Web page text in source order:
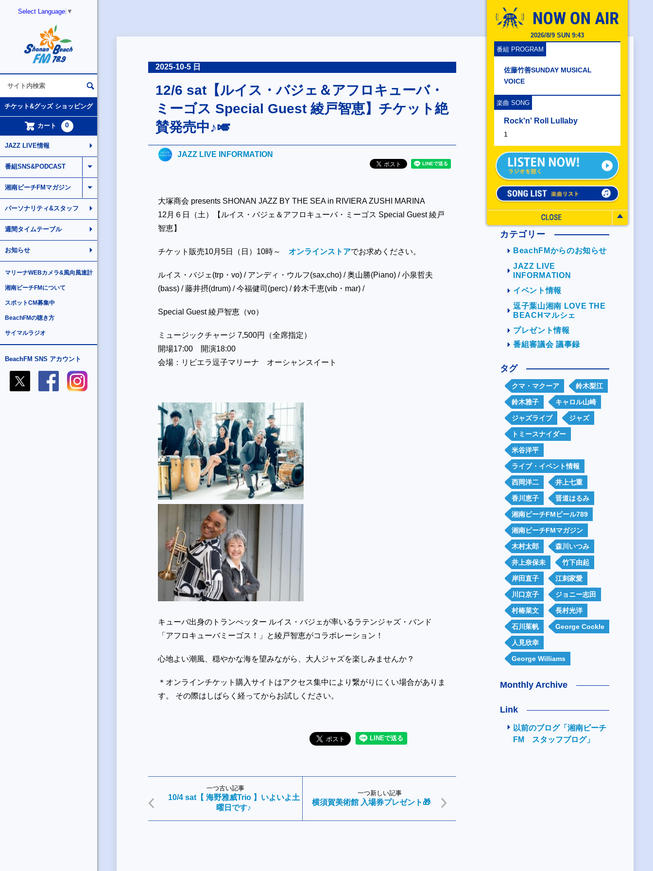
Select Language ▼
2026/8/9 SUN 9:43
番組 PROGRAM
佐藤竹善SUNDAY MUSICAL
VOICE
楽曲 SONG
Rock'n' Roll Lullaby
1
チケット&グッズ ショッピング
カート 0
JAZZ LIVE情報
番組SNS&PODCAST
湘南ビーチFMマガジン
パーソナリティ&スタッフ
週間タイムテーブル
お知らせ
マリーナWEBカメラ&風向風速計
湘南ビーチFMについて
スポットCM募集中
BeachFMの聴き方
サイマルラジオ
BeachFM SNS アカウント
2025-10-5 日
12/6 sat【ルイス・バジェ＆アフロキューバ・
ミーゴス Special Guest 綾戸智恵】チケット絶
賛発売中♪🎺
JAZZ LIVE INFORMATION
大塚商会 presents SHONAN JAZZ BY THE SEA in RIVIERA ZUSHI MARINA
12月６日（土）【ルイス・バジェ＆アフロキューバ・ミーゴス Special Guest 綾戸
智恵】
チケット販売10月5日（日）10時～ オンラインストアでお求めください。
ルイス・バジェ(trp・vo) / アンディ・ウルフ(sax,cho) / 奥山勝(Piano) / 小泉哲夫
(bass) / 藤井摂(drum) / 今福健司(perc) / 鈴木千恵(vib・mar) /
Special Guest 綾戸智恵（vo）
ミュージックチャージ 7,500円（全席指定）
開場17:00 開演18:00
会場：リビエラ逗子マリーナ オーシャンスイート
キューバ出身のトランぺッター ルイス・バジェが率いるラテンジャズ・バンド
「アフロキューバミーゴス！」と綾戸智恵がコラボレーション！
心地よい潮風、穏やかな海を望みながら、大人ジャズを楽しみませんか？
＊オンラインチケット購入サイトはアクセス集中により繋がりにくい場合がありま
す。 その際はしばらく経ってからお試しください。
一つ古い記事
10/4 sat【 海野雅威Trio 】いよいよ土
曜日です♪
一つ新しい記事
横須賀美術館 入場券プレゼント🎁
カテゴリー
BeachFMからのお知らせ
JAZZ LIVE
INFORMATION
イベント情報
逗子葉山湘南 LOVE THE
BEACHマルシェ
プレゼント情報
番組審議会 議事録
タグ
クマ・マクーア 鈴木梨江
鈴木雅子 キャロル山崎
ジャズライブ ジャズ
トミースナイダー
米谷洋平
ライブ・イベント情報
西岡洋二 井上七重
香川恵子 晋道はるみ
湘南ビーチFMビール789
湘南ビーチFMマガジン
木村太郎 森川いつみ
井上奈保未 竹下由起
岸田直子 江刺家愛
川口京子 ジョニー志田
村椿菜文 長村光洋
石川茱帆 George Cockle
人見欣幸
George Williams
Monthly Archive
Link
以前のブログ「湘南ビーチ
FM スタッフブログ」